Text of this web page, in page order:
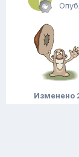
Изменено